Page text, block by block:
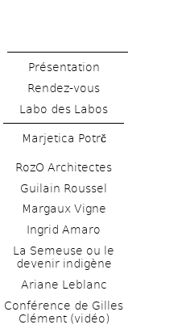
Présentation
Rendez-vous
Labo des Labos
Marjetica Potrč
RozO Architectes
Guilain Roussel
Margaux Vigne
Ingrid Amaro
La Semeuse ou le
devenir indigène
Ariane Leblanc
Conférence de Gilles
Clément (vidéo)